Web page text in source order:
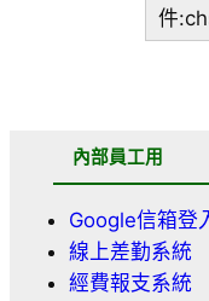
件
內部員工用
Google信箱登
線上差勤系統
經費報支系統